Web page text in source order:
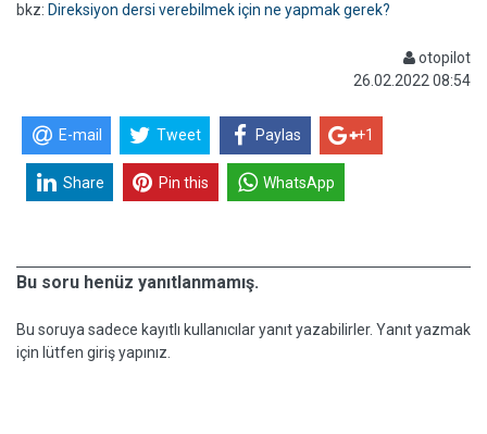
bkz: Direksiyon dersi verebilmek için ne yapmak gerek?
otopilot
26.02.2022 08:54
E-mail Tweet Paylas +1
Share Pin this WhatsApp
Bu soru henüz yanıtlanmamış.
Bu soruya sadece kayıtlı kullanıcılar yanıt yazabilirler. Yanıt yazmak
için lütfen giriş yapınız.